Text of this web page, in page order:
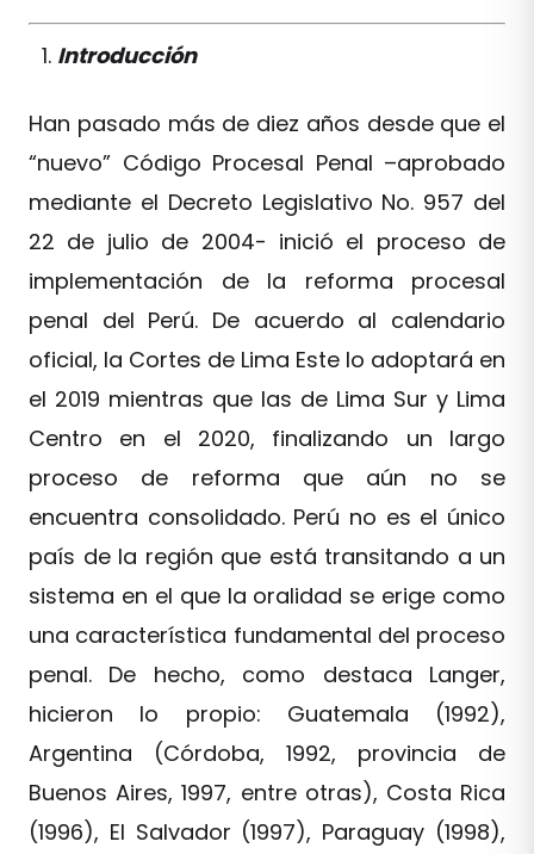
Introducción
Han pasado más de diez años desde que el
“nuevo” Código Procesal Penal –aprobado
mediante el Decreto Legislativo No. 957 del
22 de julio de 2004- inició el proceso de
implementación de la reforma procesal
penal del Perú. De acuerdo al calendario
oficial, la Cortes de Lima Este lo adoptará en
el 2019 mientras que las de Lima Sur y Lima
Centro en el 2020, finalizando un largo
proceso de reforma que aún no se
encuentra consolidado. Perú no es el único
país de la región que está transitando a un
sistema en el que la oralidad se erige como
una característica fundamental del proceso
penal. De hecho, como destaca Langer,
hicieron lo propio: Guatemala (1992),
Argentina (Córdoba, 1992, provincia de
Buenos Aires, 1997, entre otras), Costa Rica
(1996), El Salvador (1997), Paraguay (1998),